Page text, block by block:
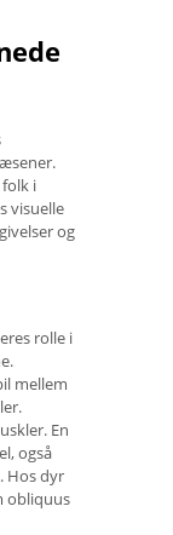
i
visuelle
og
rolle i
mellem
En
også
Hos dyr
obliquus